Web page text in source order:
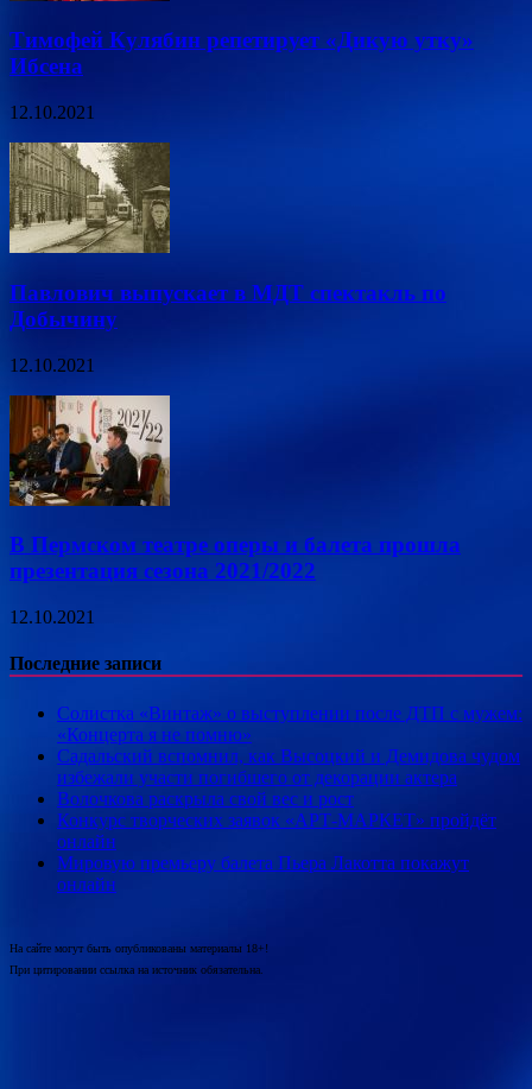
Тимофей Кулябин репетирует «Дикую утку»
Ибсена
12.10.2021
Павлович выпускает в МДТ спектакль по
Добычину
12.10.2021
В Пермском театре оперы и балета прошла
презентация сезона 2021/2022
12.10.2021
Последние записи
Солистка «Винтаж» о выступлении после ДТП с мужем:
«Концерта я не помню»
Садальский вспомнил, как Высоцкий и Демидова чудом
избежали участи погибшего от декорации актера
Волочкова раскрыла свой вес и рост
Конкурс творческих заявок «АРТ-МАРКЕТ» пройдёт
онлайн
Мировую премьеру балета Пьера Лакотта покажут
онлайн
На сайте могут быть опубликованы материалы 18+!
При цитировании ссылка на источник обязательна.